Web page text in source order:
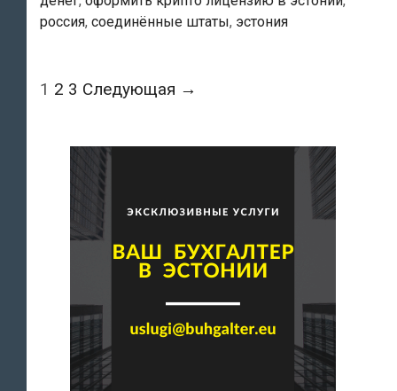
россия, соединённые штаты, эстония
Навигация
1 2 3 Следующая →